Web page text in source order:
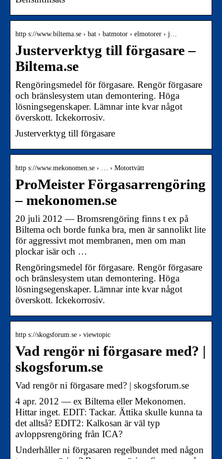
http s://www.biltema.se › bat › batmotor › elmotorer › j…
Justerverktyg till förgasare –
Biltema.se
Rengöringsmedel för förgasare. Rengör förgasare
och bränslesystem utan demontering. Höga
lösningsegenskaper. Lämnar inte kvar något
överskott. Ickekorrosiv.
Justerverktyg till förgasare
http s://www.mekonomen.se › … › Motortvätt
ProMeister Förgasarrengöring
– mekonomen.se
20 juli 2012 — Bromsrengöring finns t ex på
Biltema och borde funka bra, men är sannolikt lite
för aggressivt mot membranen, men om man
plockar isär och …
Rengöringsmedel för förgasare. Rengör förgasare
och bränslesystem utan demontering. Höga
lösningsegenskaper. Lämnar inte kvar något
överskott. Ickekorrosiv.
http s://skogsforum.se › viewtopic
Vad rengör ni förgasare med? |
skogsforum.se
Vad rengör ni förgasare med? | skogsforum.se
4 apr. 2012 — ex Biltema eller Mekonomen.
Hittar inget. EDIT: Tackar. Ättika skulle kunna ta
det alltså? EDIT2: Kalkosan är väl typ
avloppsrengöring från ICA?
Underhåller ni förgasaren regelbundet med någon